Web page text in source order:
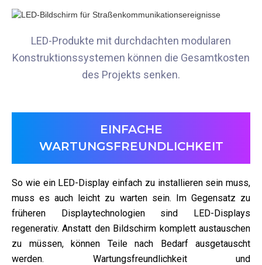
LED-Produkte mit durchdachten modularen
Konstruktionssystemen können die Gesamtkosten
des Projekts senken.
EINFACHE
WARTUNGSFREUNDLICHKEIT
So wie ein LED-Display einfach zu installieren sein muss,
muss es auch leicht zu warten sein. Im Gegensatz zu
früheren Displaytechnologien sind LED-Displays
regenerativ. Anstatt den Bildschirm komplett austauschen
zu müssen, können Teile nach Bedarf ausgetauscht
werden. Wartungsfreundlichkeit und